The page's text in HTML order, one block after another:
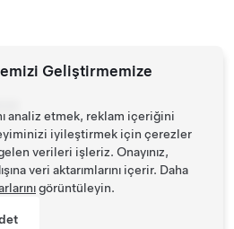
Geliştirmemize
analiz etmek, reklam içeriğini
iyileştirmek için çerezler
verileri işleriz. Onayınız,
veri aktarımlarını içerir. Daha
görüntüleyin.